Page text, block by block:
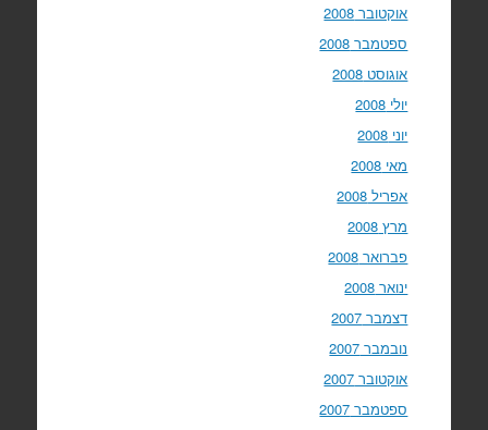
אוקטובר 2008
ספטמבר 2008
אוגוסט 2008
יולי 2008
יוני 2008
מאי 2008
אפריל 2008
מרץ 2008
פברואר 2008
ינואר 2008
דצמבר 2007
נובמבר 2007
אוקטובר 2007
ספטמבר 2007